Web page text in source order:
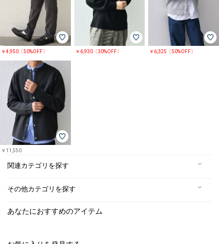
￥4,950〔50%OFF〕 ￥6,930〔30%OFF〕 ￥6,325〔50%OFF〕
￥11,550
関連カテゴリを探す
その他カテゴリを探す
あなたにおすすめのアイテム